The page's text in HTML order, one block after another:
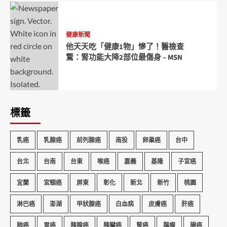
健康新聞
他天天吃「健康1物」慘了！醫檢查
驚：腎功能大降2部位最傷身 – MSN
標籤
乳癌 乳腺癌 前列腺癌 南投 卵巢癌 台中
台北 台南 台東 喉癌 嘉義 基隆 子宮癌
宜蘭 宮頸癌 屏東 彰化 新北 新竹 桃園
淋巴癌 澎湖 甲狀腺癌 白血病 皮膚癌 肝癌
肺癌 胃癌 胰腺癌 胰臟癌 腎癌 腦瘤 腸癌